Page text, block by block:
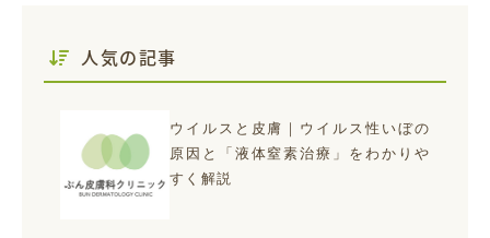
人気の記事
ウイルスと皮膚｜ウイルス性いぼの
原因と「液体窒素治療」をわかりや
すく解説